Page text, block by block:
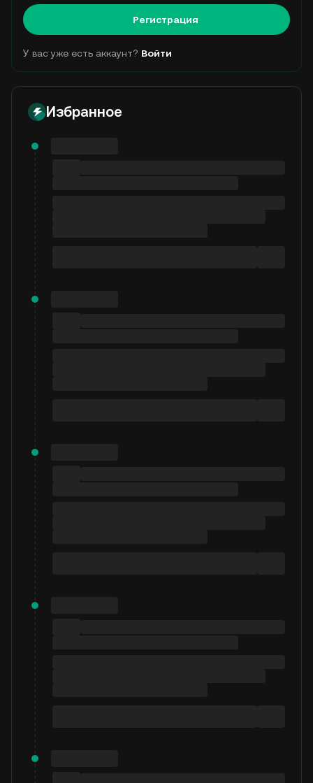
Регистрация
У вас уже есть аккаунт? Войти
Избранное